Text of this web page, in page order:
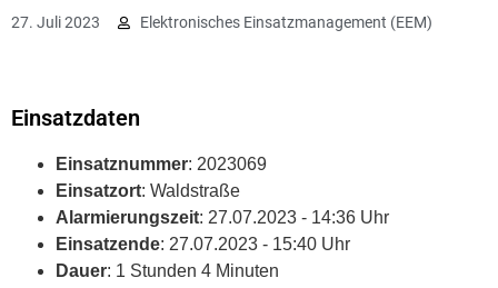
27. Juli 2023 Elektronisches Einsatzmanagement (EEM)
Einsatzdaten
Einsatznummer: 2023069
Einsatzort: Waldstraße
Alarmierungszeit: 27.07.2023 - 14:36 Uhr
Einsatzende: 27.07.2023 - 15:40 Uhr
Dauer: 1 Stunden 4 Minuten